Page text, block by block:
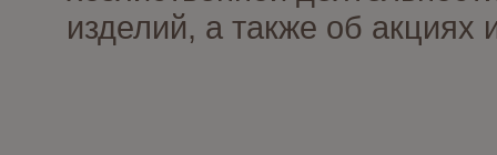
изделий, а также об